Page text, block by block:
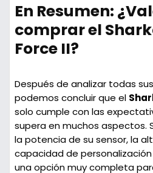
En Resumen:
comprar el
Force II?
Después de analizar todas
podemos concluir que el
solo cumple con las
supera en muchos aspectos.
la potencia de su sensor, la
capacidad de
una opción muy completa